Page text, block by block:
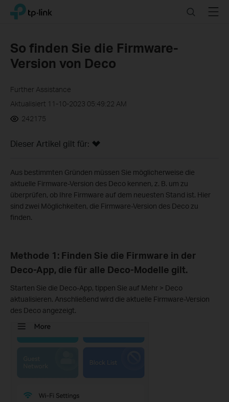
Click
navigation
TP-Link, Reliably Smart SearchMenu
So finden Sie die Firmware-
Version von Deco
Further Assistance
Aktualisiert 11-10-2023 05:49:22 AM
242175
Dieser Artikel gilt für:
Aus bestimmten Gründen müssen Sie möglicherweise die
aktuelle Firmware-Version des Deco kennen, z. B. um zu
überprüfen, ob Ihre Firmware auf dem neuesten Stand ist. Hier
sind zwei Möglichkeiten, die Firmware-Version des Deco zu
finden.
Methode 1: Finden Sie die Firmware in der
Deco-App, die für alle Deco-Modelle gilt.
Starten Sie die Deco-App, tippen Sie auf Mehr > Deco
aktualisieren. Anschließend wird die aktuelle Firmware-Version
des Deco angezeigt.